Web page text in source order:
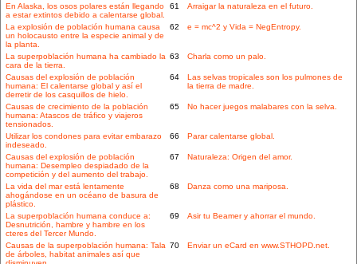
En Alaska, los osos polares están llegando
a estar extintos debido a calentarse global.
61 Arraigar la naturaleza en el futuro.
La explosión de población humana causa
un holocausto entre la especie animal y de
la planta.
62 e = mc^2 y Vida = NegEntropy.
La superpoblación humana ha cambiado la
cara de la tierra.
63 Charla como un palo.
Causas del explosión de población
humana: El calentarse global y así el
derretir de los casquillos de hielo.
64
Las selvas tropicales son los pulmones de
la tierra de madre.
Causas de crecimiento de la población
humana: Atascos de tráfico y viajeros
tensionados.
65 No hacer juegos malabares con la selva.
Utilizar los condones para evitar embarazo
indeseado.
66 Parar calentarse global.
Causas del explosión de población
humana: Desempleo despiadado de la
competición y del aumento del trabajo.
67 Naturaleza: Origen del amor.
La vida del mar está lentamente
ahogándose en un océano de basura de
plástico.
68 Danza como una mariposa.
La superpoblación humana conduce a:
Desnutrición, hambre y hambre en los
cteres del Tercer Mundo.
69 Asir tu Beamer y ahorrar el mundo.
Causas de la superpoblación humana: Tala
de árboles, habitat animales así que
70 Enviar un eCard en www.STHOPD.net.